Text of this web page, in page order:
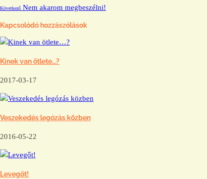
Következő Nem akarom megbeszélni!
Kapcsolódó hozzászólások
Kinek van ötlete…?
2017-03-17
Veszekedés legózás közben
2016-05-22
Levegőt!